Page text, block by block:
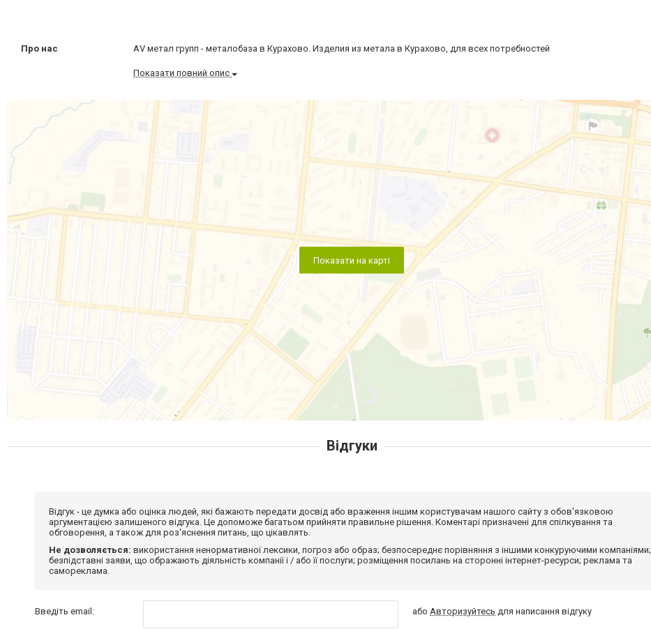
Про нас АV метал групп - металобаза в Курахово. Изделия из метала в Курахово, для всех потребностей
Показати повний опис
Показати на карті
Відгуки
Відгук - це думка або оцінка людей, які бажають передати досвід або враження іншим користувачам нашого сайту з обов'язковою
аргументацією залишеного відгука. Це допоможе багатьом прийняти правильне рішення. Коментарі призначені для спілкування та
обговорення, а також для роз'яснення питань, що цікавлять.
Не дозволяється: використання ненормативної лексики, погроз або образ; безпосереднє порівняння з іншими конкуруючими компаніями;
безпідставні заяви, що ображають діяльність компанії і / або її послуги; розміщення посилань на сторонні інтернет-ресурси; реклама та
самореклама.
Введіть email: або Авторизуйтесь для написання відгуку